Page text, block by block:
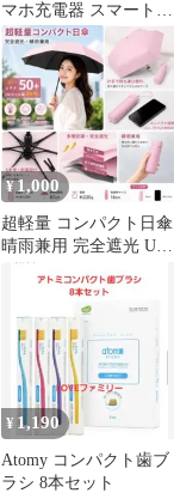
マホ充電器 スマートフ
ォン用 ACアダプター
電源 TypeC iPhone 2台
同時 2ポートカラフル
かわいい_aa
¥1,000
超軽量 コンパクト日傘
晴雨兼用 完全遮光 UV
カット ピンク
¥ 1,190
Atomy コンパクト歯ブ
ラシ 8本セット